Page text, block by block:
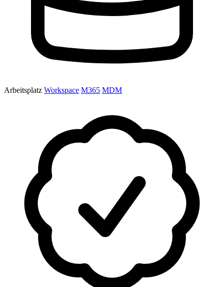
Arbeitsplatz Workspace M365 MDM